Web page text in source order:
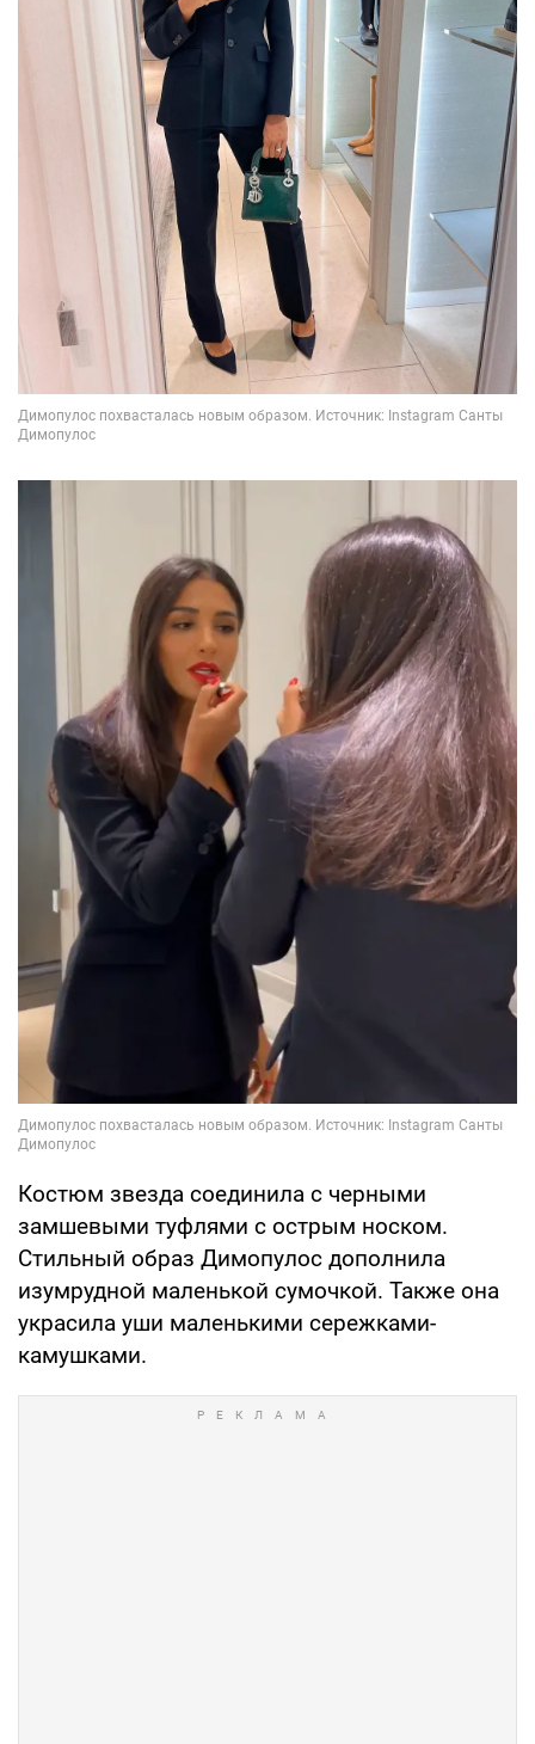
Костюм звезда соединила с черными
замшевыми туфлями с острым носком.
Стильный образ Димопулос дополнила
изумрудной маленькой сумочкой. Также она
украсила уши маленькими сережками-
камушками.